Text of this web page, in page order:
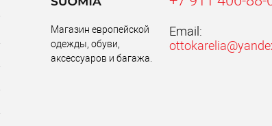
Магазин европейской
одежды, обуви,
аксессуаров и багажа.
Email: